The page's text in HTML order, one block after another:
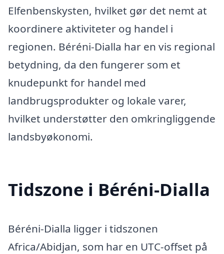
Elfenbenskysten, hvilket gør det nemt at
koordinere aktiviteter og handel i
regionen. Béréni-Dialla har en vis regional
betydning, da den fungerer som et
knudepunkt for handel med
landbrugsprodukter og lokale varer,
hvilket understøtter den omkringliggende
landsbyøkonomi.
Tidszone i Béréni-Dialla
Béréni-Dialla ligger i tidszonen
Africa/Abidjan, som har en UTC-offset på